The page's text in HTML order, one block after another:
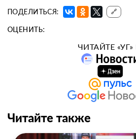
ПОДЕЛИТЬСЯ: 🔗
ОЦЕНИТЬ:
ЧИТАЙТЕ «УГ»
Читайте также